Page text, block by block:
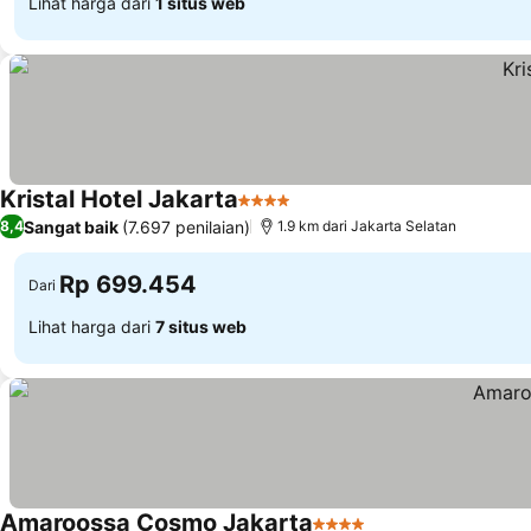
Kristal Hotel Jakarta4 Bintang
8,4Sangat baik (7.697 penilaian) 1.9 km dari Jakarta Selatan
Dari Rp 699.454
Lihat harga dari 7 situs web
Amaroossa Cosmo Jakarta